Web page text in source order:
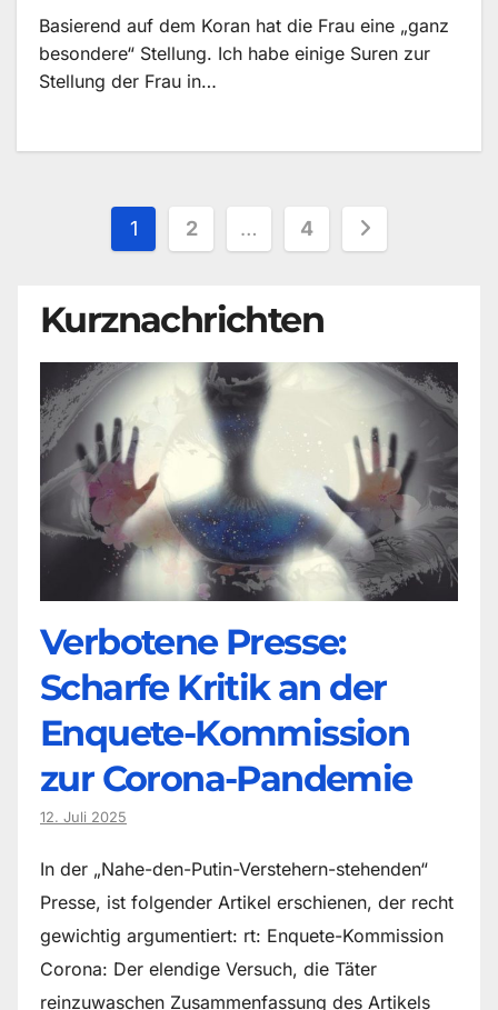
Basierend auf dem Koran hat die Frau eine „ganz
besondere“ Stellung. Ich habe einige Suren zur
Stellung der Frau in…
Seitennummerierung
Beiträge
1 2 … 4
Kurznachrichten
Verbotene Presse:
Scharfe Kritik an der
Enquete-Kommission
zur Corona-Pandemie
12. Juli 2025
In der „Nahe-den-Putin-Verstehern-stehenden“
Presse, ist folgender Artikel erschienen, der recht
gewichtig argumentiert: rt: Enquete-Kommission
Corona: Der elendige Versuch, die Täter
reinzuwaschen Zusammenfassung des Artikels